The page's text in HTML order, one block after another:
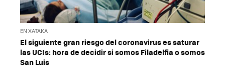
EN XATAKA
El siguiente gran riesgo del coronavirus es saturar
las UCIs: hora de decidir si somos Filadelfia o somos
San Luis